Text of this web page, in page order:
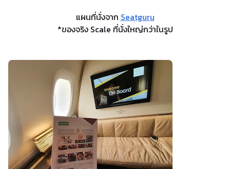
แผนที่นั่งจาก Seatguru
*ของจริง Scale ที่นั่งใหญ่กว่าในรูป